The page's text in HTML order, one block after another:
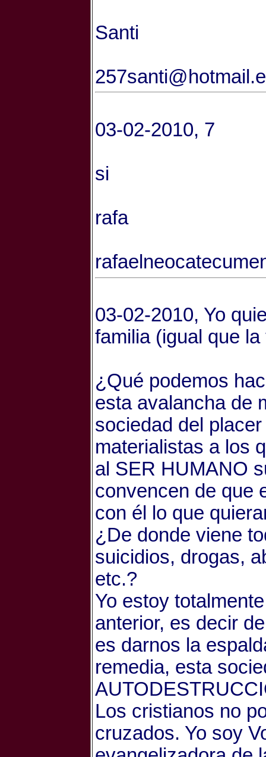
Santi
03-02-2010, 7
si
rafa
03-02-2010, Yo
familia (igual que
¿Qué podemos
esta avalancha de
sociedad del
materialistas a los
al SER HUMANO
convencen de que
con él lo que
¿De donde viene
suicidios, drogas,
etc.?
Yo estoy
anterior, es decir
es darnos la
remedia, esta
Los cristianos no
cruzados. Yo soy